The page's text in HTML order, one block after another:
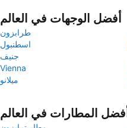
أفضل الوجهات في العالم
طرابزون
اسطنبول
جنيف
Vienna
ميلانو
أفضل المطارات في العالم